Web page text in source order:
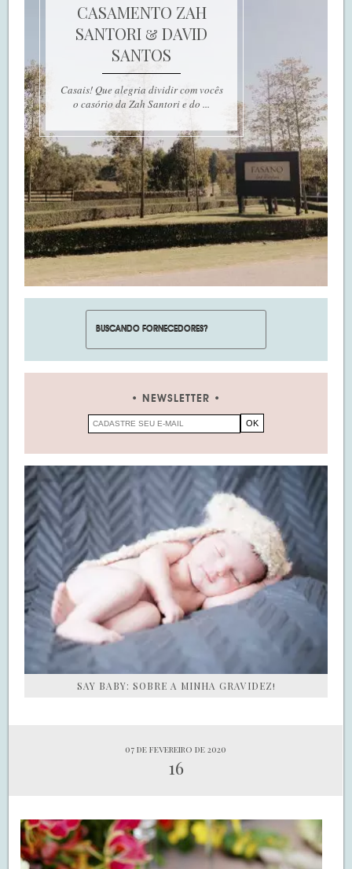
CASAMENTO ZAH
SANTORI & DAVID
SANTOS
Casais! Que alegria dividir com vocês
o casório da Zah Santori e do ...
NEWSLETTER
SAY BABY: SOBRE A MINHA GRAVIDEZ!
07 de fevereiro de 2020
16